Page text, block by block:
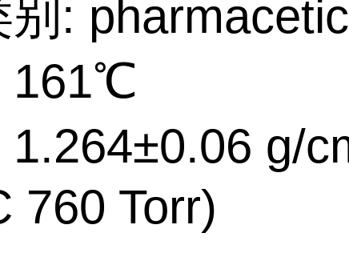
:
161℃
1.264±0.06 g/
760 Torr)